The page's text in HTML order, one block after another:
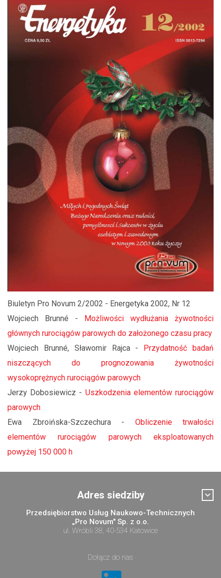
Biuletyn Pro Novum 2/2002 - Energetyka 2002, Nr 12
Wojciech Brunné -
Możliwości wydłużania żywotności
głównych rurociągów parowych do założonego czasu pracy
Wojciech Brunné, Sławomir Rajca - Przydatność badań
niszczących do prognozowania żywotności
wysokoprężnych rurociągów parowych
Jerzy Dobosiewicz - Uszkodzenia elementów rurociągów
parowych
Ewa Zbroińska-Szczechura - Obliczenie trwałości
elementów rurociągów parowych eksploatowanych
powyżej 150 000 h
Adres siedziby
Przedsiębiorstwo Usług Naukowo-Technicznych
„Pro Novum" Sp. z o.o.
ul. Wróbli 38, 40-534 Katowice
Dołącz do nas